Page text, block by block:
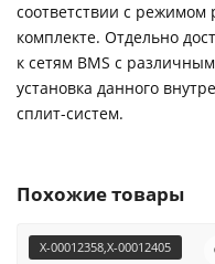
соответствии с
комплекте. Отдельно
к сетям BMS с
установка данного
сплит-систем.
Похожие товары
X-00012358,X-00012405